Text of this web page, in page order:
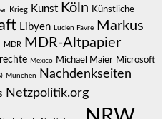
Krieg Kunst Köln Künstliche
Libyen Lucien Favre
Markus
MDR MDR-Altpapier
Mexico Michael Maier Microsoft
München Nachdenkseiten
Netzpolitik.org